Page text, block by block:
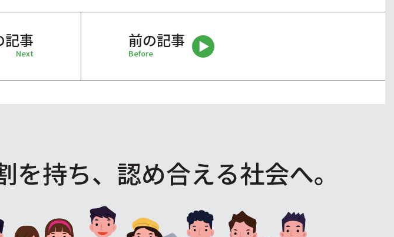
記事
Next
前の記事
Before
を持ち、認め合える社会へ。